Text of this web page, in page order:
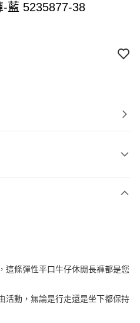
藍 5235877-38
這條彈性平口牛仔休閒長褲都是您
活動，無論是行走還是坐下都保持